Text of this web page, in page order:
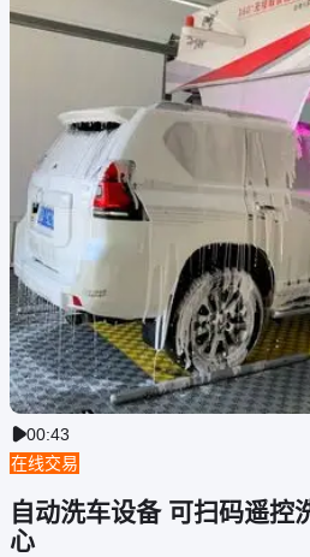
00:43
在线交易
自动洗车设备 可扫码遥控
心